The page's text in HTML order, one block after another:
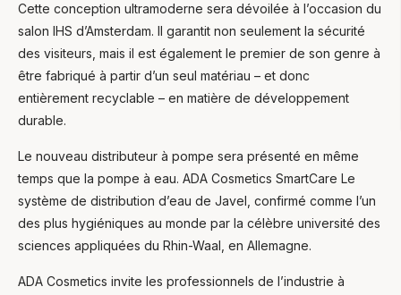
Cette conception ultramoderne sera dévoilée à l’occasion du
salon IHS d’Amsterdam. Il garantit non seulement la sécurité
des visiteurs, mais il est également le premier de son genre à
être fabriqué à partir d’un seul matériau – et donc
entièrement recyclable – en matière de développement
durable.
Le nouveau distributeur à pompe sera présenté en même
temps que la pompe à eau. ADA Cosmetics SmartCare Le
système de distribution d’eau de Javel, confirmé comme l’un
des plus hygiéniques au monde par la célèbre université des
sciences appliquées du Rhin-Waal, en Allemagne.
ADA Cosmetics invite les professionnels de l’industrie à